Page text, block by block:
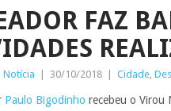
FAZ
Notícia 30/10/2018 Cidade,
Paulo Bigodinho recebeu o Virou